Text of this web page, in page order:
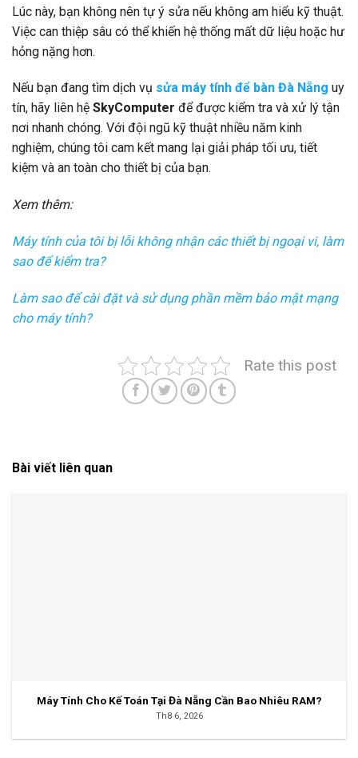
Lúc này, bạn không nên tự ý sửa nếu không am hiểu kỹ thuật.
Việc can thiệp sâu có thể khiến hệ thống mất dữ liệu hoặc hư
hỏng nặng hơn.
Nếu bạn đang tìm dịch vụ sửa máy tính để bàn Đà Nẵng uy
tín, hãy liên hệ SkyComputer để được kiểm tra và xử lý tận
nơi nhanh chóng. Với đội ngũ kỹ thuật nhiều năm kinh
nghiệm, chúng tôi cam kết mang lại giải pháp tối ưu, tiết
kiệm và an toàn cho thiết bị của bạn.
Xem thêm:
Máy tính của tôi bị lỗi không nhận các thiết bị ngoại vi, làm
sao để kiểm tra?
Làm sao để cài đặt và sử dụng phần mềm bảo mật mạng
cho máy tính?
Rate this post
Bài viết liên quan
Máy Tính Cho Kế Toán Tại Đà Nẵng Cần Bao Nhiêu RAM?
Th8 6, 2026